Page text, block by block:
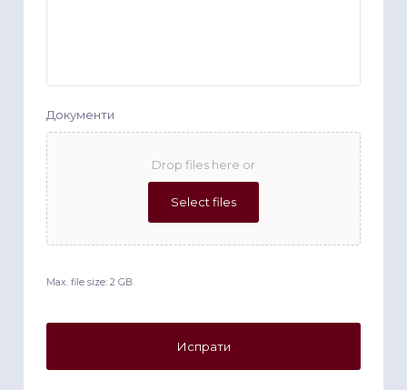
Документи
Drop files here or
Select files
Max. file size: 2 GB.